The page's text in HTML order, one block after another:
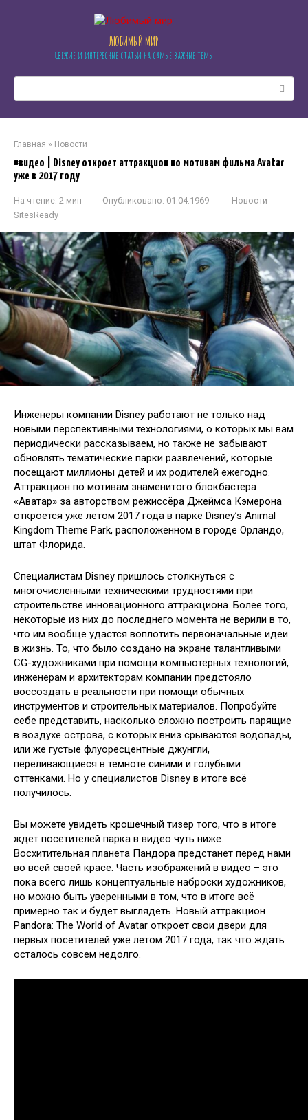
ЛЮБИМЫЙ МИР
Свежие и интересные статьи на самые важные темы
Главная » Новости
#видео | Disney откроет аттракцион по мотивам фильма Avatar
уже в 2017 году
На чтение: 2 мин Опубликовано: 01.04.1969
Новости
SitesReady
Инженеры компании Disney работают не только над
новыми перспективными технологиями, о которых мы вам
периодически рассказываем, но также не забывают
обновлять тематические парки развлечений, которые
посещают миллионы детей и их родителей ежегодно.
Аттракцион по мотивам знаменитого блокбастера
«Аватар» за авторством режиссёра Джеймса Кэмерона
откроется уже летом 2017 года в парке Disney’s Animal
Kingdom Theme Park, расположенном в городе Орландо,
штат Флорида.
Специалистам Disney пришлось столкнуться с
многочисленными техническими трудностями при
строительстве инновационного аттракциона. Более того,
некоторые из них до последнего момента не верили в то,
что им вообще удастся воплотить первоначальные идеи
в жизнь. То, что было создано на экране талантливыми
CG-художниками при помощи компьютерных технологий,
инженерам и архитекторам компании предстояло
воссоздать в реальности при помощи обычных
инструментов и строительных материалов. Попробуйте
себе представить, насколько сложно построить парящие
в воздухе острова, с которых вниз срываются водопады,
или же густые флуоресцентные джунгли,
переливающиеся в темноте синими и голубыми
оттенками. Но у специалистов Disney в итоге всё
получилось.
Вы можете увидеть крошечный тизер того, что в итоге
ждёт посетителей парка в видео чуть ниже.
Восхитительная планета Пандора предстанет перед нами
во всей своей красе. Часть изображений в видео – это
пока всего лишь концептуальные наброски художников,
но можно быть уверенными в том, что в итоге всё
примерно так и будет выглядеть. Новый аттракцион
Pandora: The World of Avatar откроет свои двери для
первых посетителей уже летом 2017 года, так что ждать
осталось совсем недолго.